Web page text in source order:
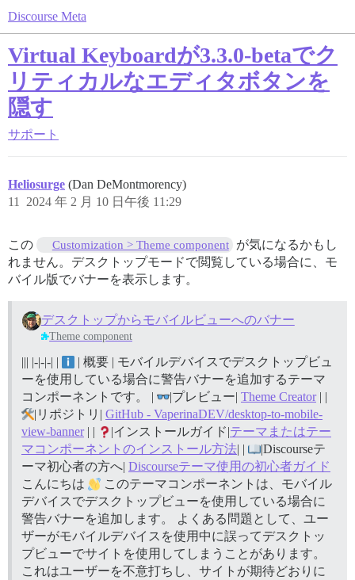
Discourse Meta
Virtual Keyboardが3.3.0-betaでク
リティカルなエディタボタンを
隠す
サポート
Heliosurge (Dan DeMontmorency)
2024 年 2 月 10 日午後 11:29
11
この Customization > Theme component
が気になるかもし
れません。デスクトップモードで閲覧している場合に、モ
バイル版でバナーを表示します。
デスクトップからモバイルビューへのバナー
Theme component
||| |-|-|-| |
| 概要 | モバイルデバイスでデスクトップビュ
ーを使用している場合に警告バナーを追加するテーマ
コンポーネントです。 |
|プレビュー| Theme Creator| |
|リポジトリ| GitHub - VaperinaDEV/desktop-to-mobile-
view-banner| | |インストールガイド|テーマまたはテー
マコンポーネントのインストール方法| |
|Discourseテ
ーマ初心者の方へ| Discourseテーマ使用の初心者ガイド
こんにちは
このテーマコンポーネントは、モバイル
デバイスでデスクトップビューを使用している場合に
警告バナーを追加します。 よくある問題として、ユー
ザーがモバイルデバイスを使用中に誤ってデスクトッ
プビューでサイトを使用してしまうことがあります。
これはユーザーを不意打ちし、サイトが期待どおりに